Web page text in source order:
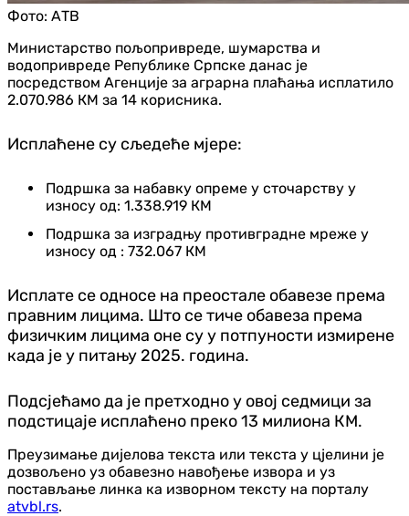
Фото: АТВ
Министарство пољопривреде, шумарства и
водопривреде Републике Српске данас је
посредством Агенције за аграрна плаћања исплатило
2.070.986 КМ за 14 корисника.
Исплаћене су сљедеће мјере:
Подршка за набавку опреме у сточарству у
износу од: 1.338.919 КМ
Подршка за изградњу противградне мреже у
износу од : 732.067 КМ
Исплате се односе на преостале обавезе према
правним лицима. Што се тиче обавеза према
физичким лицима оне су у потпуности измирене
када је у питању 2025. година.
Подсјећамо да је претходно у овој седмици за
подстицаје исплаћено преко 13 милиона КМ.
Преузимање дијелова текста или текста у цјелини је
дозвољено уз обавезно навођење извора и уз
постављање линка ка изворном тексту на порталу
atvbl.rs.